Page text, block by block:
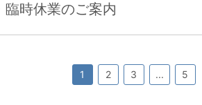
時休業のご案内
1 2 3 ... 5